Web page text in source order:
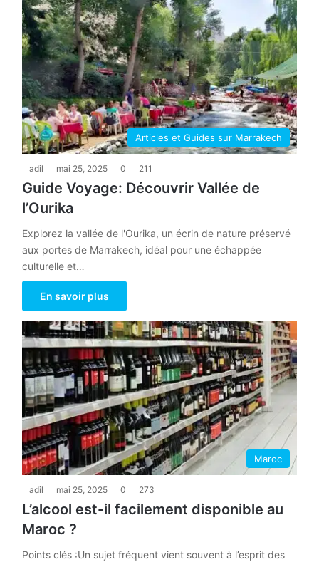
Articles et Guides sur Marrakech
adil mai 25, 2025 0 211
Guide Voyage: Découvrir Vallée de
l’Ourika
Explorez la vallée de l'Ourika, un écrin de nature préservé
aux portes de Marrakech, idéal pour une échappée
culturelle et…
En savoir plus
Maroc
adil mai 25, 2025 0 273
L’alcool est-il facilement disponible au
Maroc ?
Points clés :Un sujet fréquent vient souvent à l’esprit des